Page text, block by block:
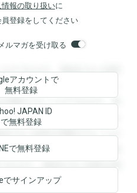
情報の取り扱いに
登録をしてください
ルマガを受け取る
ができます。登録すると回答
録すると回答を閲覧すること
閲覧することができます。登
できます。登録すると回答を
すると回答を閲覧することが
覧することができます。登録
きます。登録すると回答を閲
アカウントで
無料登録
JAPAN ID
で無料登録
で無料登録
でサインアップ